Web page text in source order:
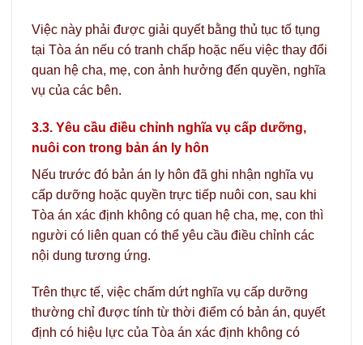
Việc này phải được giải quyết bằng thủ tục tố tụng
tại Tòa án nếu có tranh chấp hoặc nếu việc thay đổi
quan hệ cha, mẹ, con ảnh hưởng đến quyền, nghĩa
vụ của các bên.
3.3. Yêu cầu điều chỉnh nghĩa vụ cấp dưỡng,
nuôi con trong bản án ly hôn
Nếu trước đó bản án ly hôn đã ghi nhận nghĩa vụ
cấp dưỡng hoặc quyền trực tiếp nuôi con, sau khi
Tòa án xác định không có quan hệ cha, mẹ, con thì
người có liên quan có thể yêu cầu điều chỉnh các
nội dung tương ứng.
Trên thực tế, việc chấm dứt nghĩa vụ cấp dưỡng
thường chỉ được tính từ thời điểm có bản án, quyết
định có hiệu lực của Tòa án xác định không có